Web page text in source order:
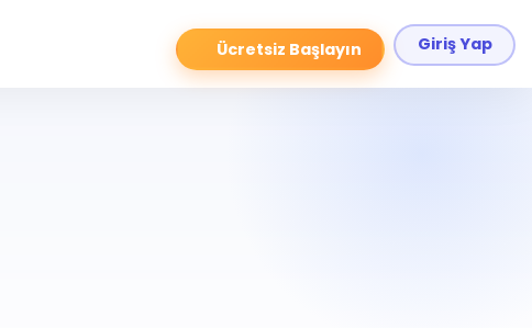
Ücretsiz Başlayın Giriş Yap